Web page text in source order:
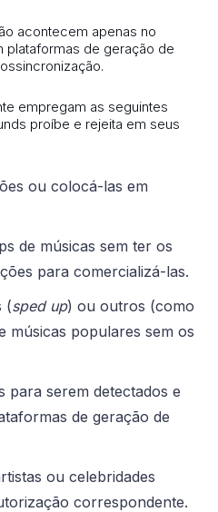
acontecem apenas no
plataformas de geração de
empregam as seguintes
proíbe e rejeita em seus
ou colocá-las em
de músicas sem ter os
para comercializá-las.
(sped up) ou outros (como
músicas populares sem os
para serem detectados e
de geração de
ou celebridades
correspondente.